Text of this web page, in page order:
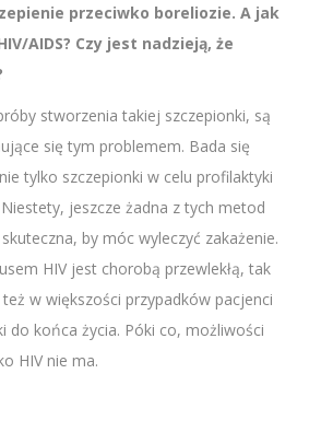
przeciwko boreliozie. A jak
AIDS? Czy jest nadzieją, że
stworzenia takiej szczepionki, są
się tym problemem. Bada się
tylko szczepionki w celu profilaktyki
jeszcze żadna z tych metod
by móc wyleczyć zakażenie.
HIV jest chorobą przewlekłą, tak
w większości przypadków pacjenci
do końca życia. Póki co, możliwości
HIV nie ma.